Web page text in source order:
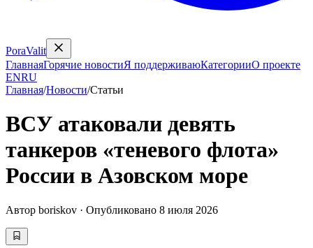
PoraValit
ГлавнаяГорячие новостиЯ поддерживаюКатегорииО проекте
ENRU
Главная/Новости/Статьи
ВСУ атаковали девять
танкеров «теневого флота»
России в Азовском море
Автор boriskov · Опубликовано 8 июля 2026